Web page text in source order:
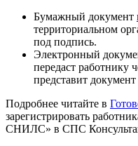
Бумажный документ
территориальном
под подпись.
Электронный
передаст работнику
представит
Подробнее читайте в
зарегистрировать
СНИЛС» в СПС